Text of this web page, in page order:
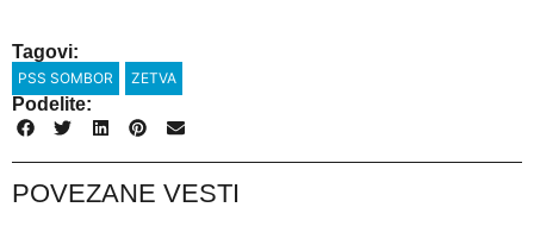
Tagovi:
PSS SOMBOR ZETVA
Podelite:
POVEZANE VESTI